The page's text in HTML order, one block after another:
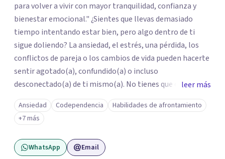
para volver a vivir con mayor tranquilidad, confianza y
bienestar emocional." ¿Sientes que llevas demasiado
tiempo intentando estar bien, pero algo dentro de ti
sigue doliendo? La ansiedad, el estrés, una pérdida, los
conflictos de pareja o los cambios de vida pueden hacerte
sentir agotado(a), confundido(a) o incluso
desconectado(a) de ti mismo(a). No tienes que enfrentar
este proceso en soledad. Te ofrezco un espacio seguro,
libre de juicios y basado en la empatía, el respeto y la
confidencialidad, donde juntos comprenderemos qué está
ocurriendo y trabajaremos con herramientas respaldadas
por la evidencia para ayudarte a recuperar tu bienestar.
leer más
Ansiedad Codependencia
Habilidades de afrontamiento
+7 más
WhatsApp Email